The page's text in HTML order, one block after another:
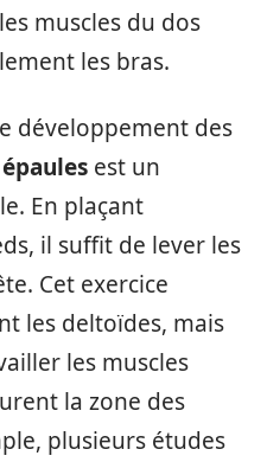
muscles du dos
les bras.
développement des
est un
En plaçant
il suffit de lever les
Cet exercice
les deltoïdes, mais
les muscles
la zone des
plusieurs études